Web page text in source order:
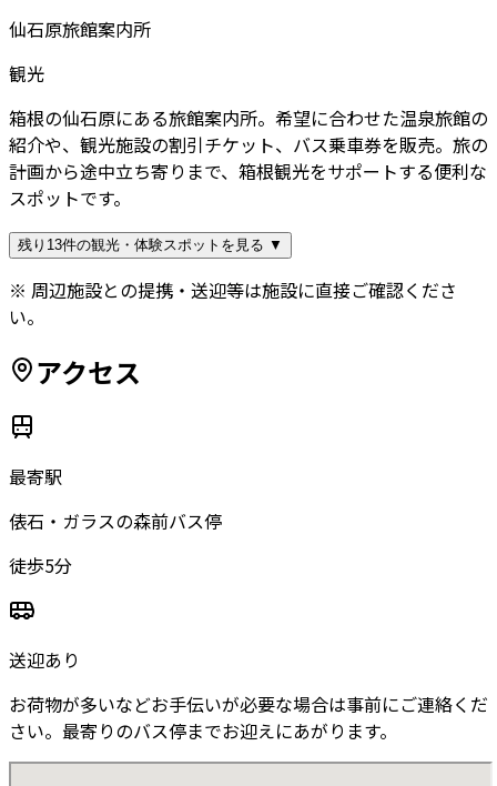
仙石原旅館案内所
観光
箱根の仙石原にある旅館案内所。希望に合わせた温泉旅館の
紹介や、観光施設の割引チケット、バス乗車券を販売。旅の
計画から途中立ち寄りまで、箱根観光をサポートする便利な
スポットです。
残り13件の観光・体験スポットを見る ▼
※ 周辺施設との提携・送迎等は施設に直接ご確認くださ
い。
アクセス
最寄駅
俵石・ガラスの森前バス停
徒歩5分
送迎あり
お荷物が多いなどお手伝いが必要な場合は事前にご連絡くだ
さい。最寄りのバス停までお迎えにあがります。